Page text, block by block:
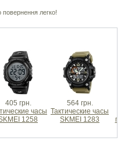
легко!
405 грн.
часы
1258
564 грн.
Тактические часы
SKMEI 1283